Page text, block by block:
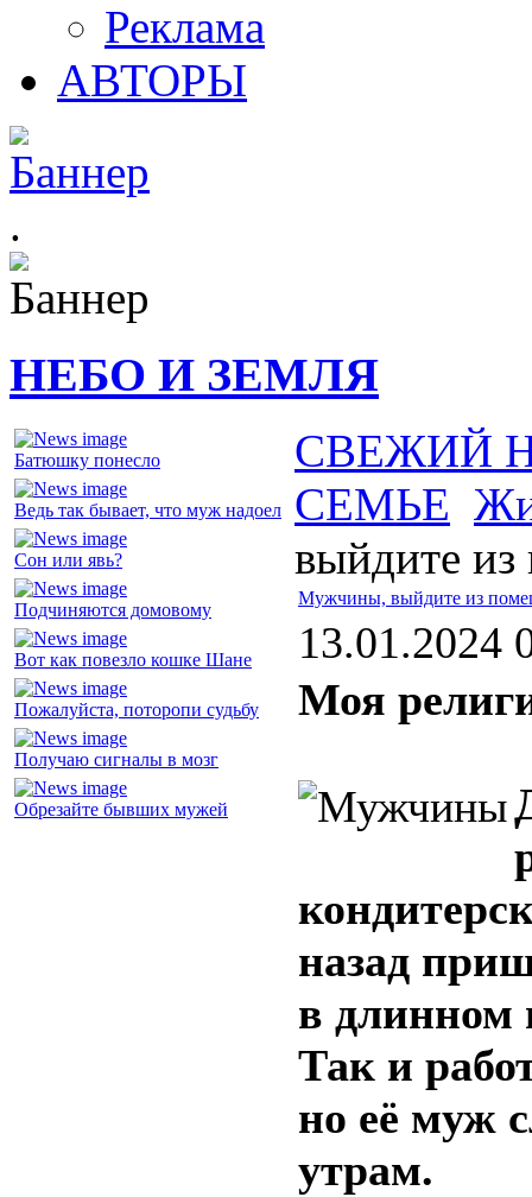
Реклама
АВТОРЫ
.
НЕБО И ЗЕМЛЯ
Батюшку понесло
Ведь так бывает, что муж надоел
Сон или явь?
Подчиняются домовому
Вот как повезло кошке Шане
Пожалуйста, поторопи судьбу
Получаю сигналы в мозг
Обрезайте бывших мужей
СВЕЖИЙ
СЕМЬЕ
выйдите
Мужчины, выйдите из
13.01.2024
Моя
назад
в длинном
Так и
но её муж
утрам.